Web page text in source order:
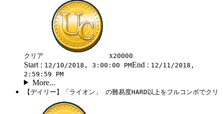
クリア x20000
Start : 12/10/2018, 3:00:00 PMEnd : 12/11/2018,
2:59:59 PM
More...
【デイリー】「ライオン」 の難易度HARD以上をフルコンボでクリ